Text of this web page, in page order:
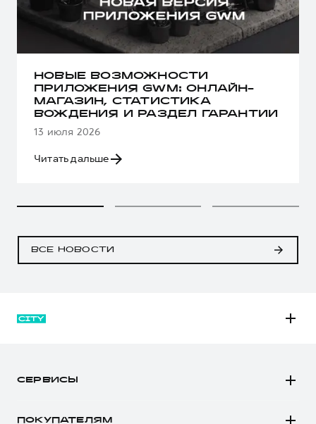
НОВЫЕ ВОЗМОЖНОСТИ
ПРИЛОЖЕНИЯ GWM: ОНЛАЙН-
МАГАЗИН, СТАТИСТИКА
ВОЖДЕНИЯ И РАЗДЕЛ ГАРАНТИИ
13 июля 2026
Читать дальше
ВСЕ НОВОСТИ
СЕРВИСЫ
ПОКУПАТЕЛЯМ